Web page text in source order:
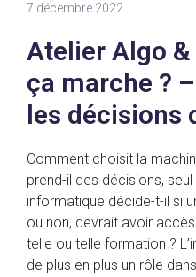
7 décembre 2022
Atelier Algo
ça marche ?
les décisions
Comment choisit la
prend-il des décisions,
informatique décide-t-il si
ou non, devrait avoir
telle ou telle formation ?
de plus en plus un rôle